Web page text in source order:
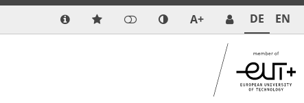
A+ DE EN